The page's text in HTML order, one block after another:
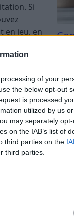
of your
the below opt-out
is processed
utilized by us
may separately
on the IAB’s list of
third parties on the
third parties.
Si
en jeu, en
par
au pied,
aux
y compris
Tri
du